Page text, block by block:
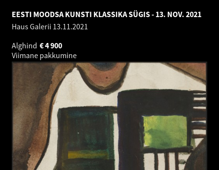
EESTI MOODSA KUNSTI KLASSIKA SÜGIS - 13. NOV. 2021
Haus Galerii 13.11.2021
Alghind
4 900
€
Viimane pakkumine